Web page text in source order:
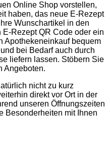
Online Shop vorstellen,
haben, das neue E-Rezept
Wunschartikel in den
Rezept QR Code oder ein
Apothekeneinkauf bequem
bei Bedarf auch durch
liefern lassen. Stöbern Sie
Angeboten.
nicht zu kurz
direkt vor Ort in der
unseren Öffnungszeiten
Besonderheiten mit Ihnen